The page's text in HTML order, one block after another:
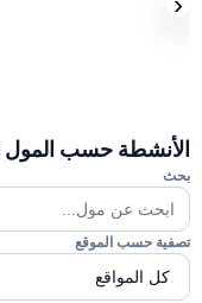
حسب المول في
حسب الموقع